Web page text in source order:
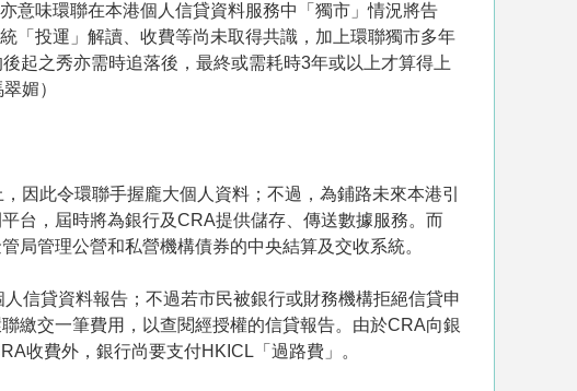
意味環聯在本港個人信貸資料服務中「獨市」情況將告
「投運」解讀、收費等尚未取得共識，加上環聯獨市多年
起之秀亦需時追落後，最終或需耗時3年或以上才算得上
媚）
因此令環聯手握龐大個人資料；不過，為鋪路未來本港引
台，屆時將為銀行及CRA提供儲存、傳送數據服務。而
局管理公營和私營機構債券的中央結算及交收系統。
信貸資料報告；不過若市民被銀行或財務機構拒絕信貸申
繳交一筆費用，以查閱經授權的信貸報告。由於CRA向銀
收費外，銀行尚要支付HKICL「過路費」。